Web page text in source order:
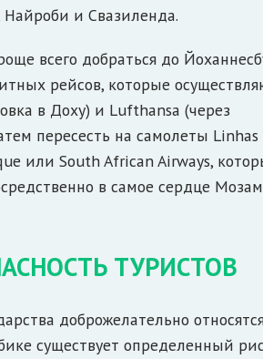
Найроби и Свазиленда.
всего добраться до
рейсов, которые
в Доху) и Lufthansa (через
пересесть на самолеты Linhas
или South African Airways,
в самое сердце
ТУРИСТОВ
доброжелательно
существует определенный